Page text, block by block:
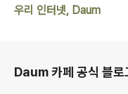
우리 인터넷, Daum
Daum 카페 공식 블로